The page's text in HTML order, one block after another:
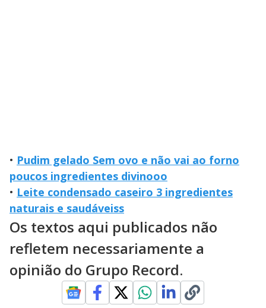
• Pudim gelado Sem ovo e não vai ao forno
poucos ingredientes divinooo
• Leite condensado caseiro 3 ingredientes
naturais e saudáveiss
Os textos aqui publicados não
refletem necessariamente a
opinião do Grupo Record.